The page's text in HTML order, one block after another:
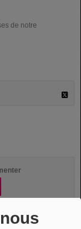
de notre